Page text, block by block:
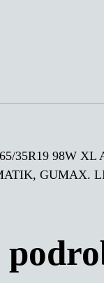
35R19 98W
GUMAX.